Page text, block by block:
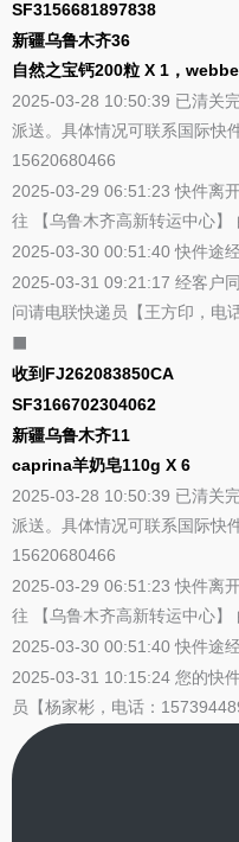
SF3156681897838
新疆乌鲁木齐36
自然之宝钙200粒 X 1，
2025-03-28 10:50:39 已清关
派送。具体情况可联系国际快
15620680466
2025-03-29 06:51:23 快件离
往 【乌鲁木齐高新转运中心】
2025-03-30 00:51:40 快件途
2025-03-31 09:21:17 经客户
问请电联快递员【王方印，电
收到FJ262083850CA
SF3166702304062
新疆乌鲁木齐11
caprina羊奶皂110g X 6
2025-03-28 10:50:39 已清关
派送。具体情况可联系国际快
15620680466
2025-03-29 06:51:23 快件离
往 【乌鲁木齐高新转运中心】
2025-03-30 00:51:40 快件途
2025-03-31 10:15:24 您的快
员【杨家彬，电话：